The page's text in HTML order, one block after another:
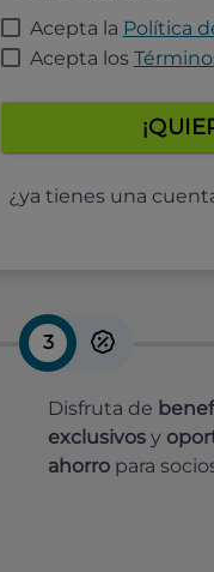
Acepta la Política
Acepta los
¿ya tienes una
3
Disfruta de
exclusivos y
ahorro para